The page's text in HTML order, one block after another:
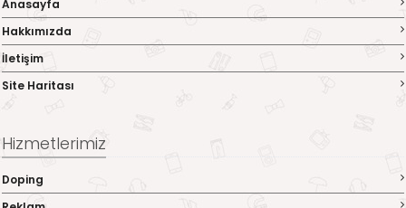
Anasayfa
Hakkımızda
İletişim
Site Haritası
Hizmetlerimiz
Doping